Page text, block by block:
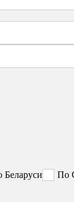
Беларуси По